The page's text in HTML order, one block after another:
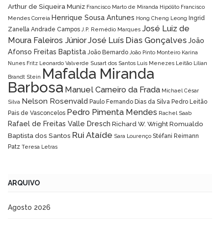
Arthur de Siqueira Muniz Francisco Marto de Miranda Hipólito Francisco
Mendes Correia Henrique Sousa Antunes Hong Cheng Leong Ingrid
Zanella Andrade Campos J.P. Remédio Marques José Luiz de
Moura Faleiros JúniorJosé Luís Dias GonçalvesJoão
Afonso Freitas Baptista João Bernardo João Pinto Monteiro Karina
Nunes Fritz Leonardo Valverde Susart dos Santos Luís Menezes Leitão Lílian
Brandt Stein Mafalda Miranda
Barbosa Manuel Carneiro da Frada Michael César
Silva Nelson Rosenvald Paulo Fernando Dias da Silva Pedro Leitão
Pais de Vasconcelos Pedro Pimenta Mendes Rachel Saab
Rafael de Freitas Valle Dresch Richard W. WrightRomualdo
Baptista dos Santos Rui Ataíde Sara Lourenço Stéfani Reimann
Patz Teresa Letras
ARQUIVO
Agosto 2026